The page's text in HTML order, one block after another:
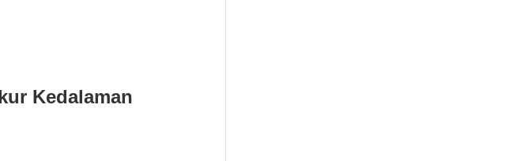
Kedalaman